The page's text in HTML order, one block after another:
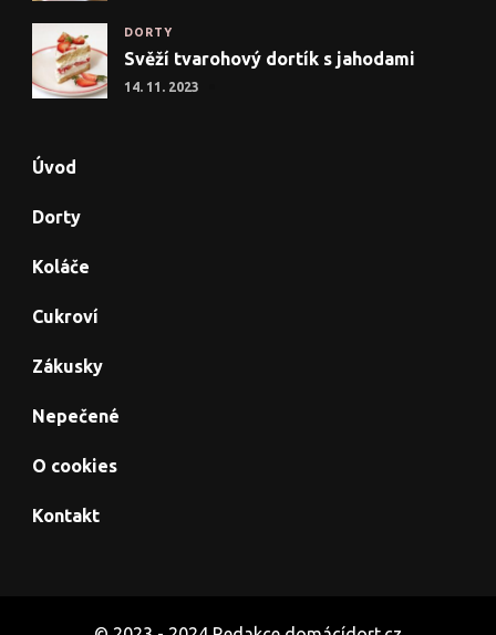
DORTY
Svěží tvarohový dortík s jahodami
14. 11. 2023
Úvod
Dorty
Koláče
Cukroví
Zákusky
Nepečené
O cookies
Kontakt